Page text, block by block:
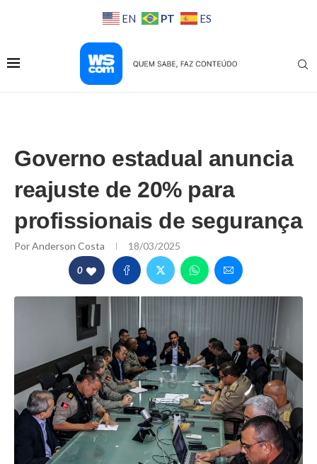
EN PT ES
Governo estadual anuncia
reajuste de 20% para
profissionais de segurança
PorAnderson Costa 18/03/2025
0